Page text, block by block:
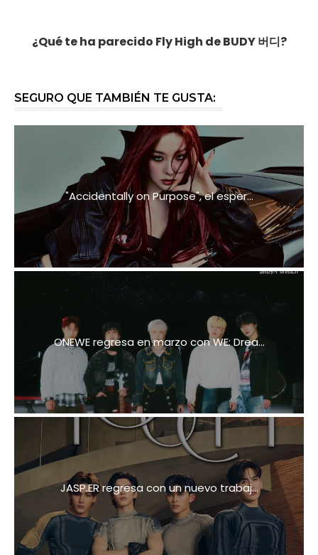
¿Qué te ha parecido Fly High de BUDY 버디?
SEGURO QUE TAMBIÉN TE GUSTA:
"Accidentally on Purpose", el esper...
ONEWE regresa en marzo con WE: Drea...
JASP.ER regresa con un nuevo trabaj...